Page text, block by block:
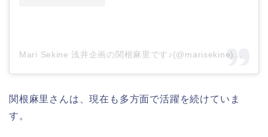
関根麻里さんは、現在も多方面で活躍を続けていま
す。